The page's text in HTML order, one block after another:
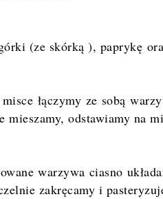
(ze skórką ), paprykę
łączymy ze sobą
mieszamy, odstawiamy na
warzywa ciasno
zakręcamy i